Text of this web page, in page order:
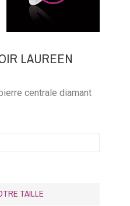
LAUREEN
centrale diamant
TAILLE